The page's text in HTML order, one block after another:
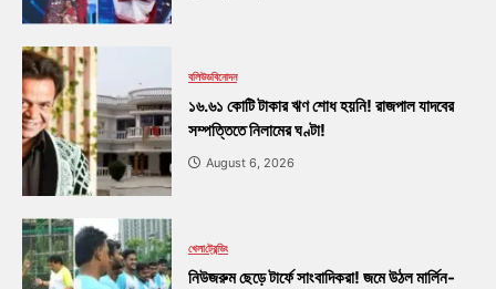
বলিউডবিনোদন
১৬.৬১ কোটি টাকার ঋণ শোধ হয়নি! রাজপাল যাদবের
সম্পত্তিতে নিলামের ঘণ্টা!
August 6, 2026
খেলাট্রেন্ডিং
নিউজরুম ছেড়ে টার্ফে সাংবাদিকরা! জমে উঠল মার্লিন-